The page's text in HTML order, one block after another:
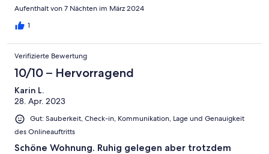
Aufenthalt von 7 Nächten im März 2024
1
Verifizierte Bewertung
10/10 – Hervorragend
Karin L.
28. Apr. 2023
Gut: Sauberkeit, Check-in, Kommunikation, Lage und Genauigkeit
des Onlineauftritts
Schöne Wohnung. Ruhig gelegen aber trotzdem